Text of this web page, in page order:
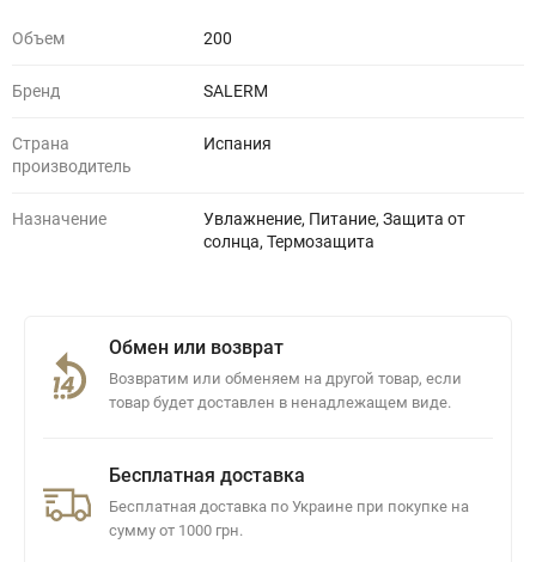
Объем 200
Бренд SALERM
Страна
производитель
Испания
Назначение
Увлажнение, Питание, Защита от
солнца, Термозащита
Обмен или возврат
Возвратим или обменяем на другой товар, если
товар будет доставлен в ненадлежащем виде.
Бесплатная доставка
Бесплатная доставка по Украине при покупке на
сумму от 1000 грн.